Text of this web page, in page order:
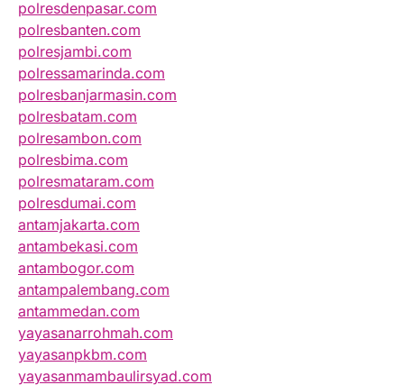
polresdenpasar.com
polresbanten.com
polresjambi.com
polressamarinda.com
polresbanjarmasin.com
polresbatam.com
polresambon.com
polresbima.com
polresmataram.com
polresdumai.com
antamjakarta.com
antambekasi.com
antambogor.com
antampalembang.com
antammedan.com
yayasanarrohmah.com
yayasanpkbm.com
yayasanmambaulirsyad.com